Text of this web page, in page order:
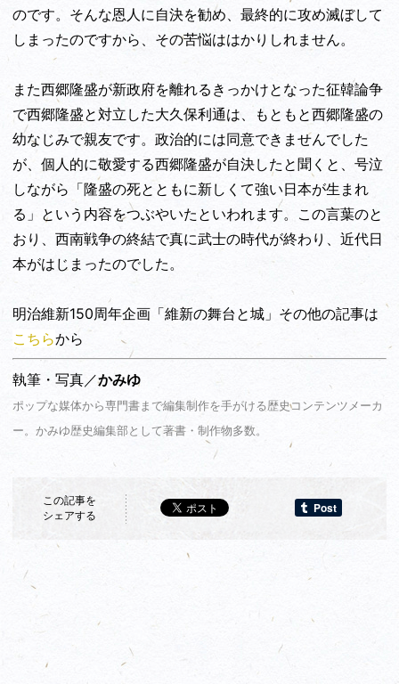
のです。そんな恩人に自決を勧め、最終的に攻め滅ぼして
しまったのですから、その苦悩ははかりしれません。
また西郷隆盛が新政府を離れるきっかけとなった征韓論争
で西郷隆盛と対立した大久保利通は、もともと西郷隆盛の
幼なじみで親友です。政治的には同意できませんでした
が、個人的に敬愛する西郷隆盛が自決したと聞くと、号泣
しながら「隆盛の死とともに新しくて強い日本が生まれ
る」という内容をつぶやいたといわれます。この言葉のと
おり、西南戦争の終結で真に武士の時代が終わり、近代日
本がはじまったのでした。
明治維新150周年企画「維新の舞台と城」その他の記事は
こちらから
執筆・写真／かみゆ
ポップな媒体から専門書まで編集制作を手がける歴史コンテンツメーカ
ー。かみゆ歴史編集部として著書・制作物多数。
この記事を
シェアする